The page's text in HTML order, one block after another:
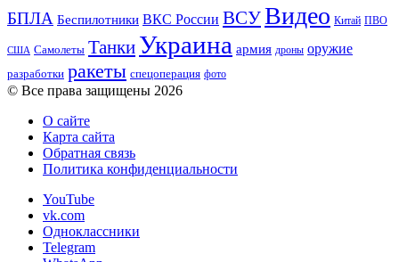
БПЛА Беспилотники ВКС России ВСУВидео Китай ПВО
США Самолеты Танки Украина армия дроны оружие
разработки ракеты спецоперация фото
© Все права защищены 2026
О сайте
Карта сайта
Обратная связь
Политика конфиденциальности
YouTube
vk.com
Одноклассники
Telegram